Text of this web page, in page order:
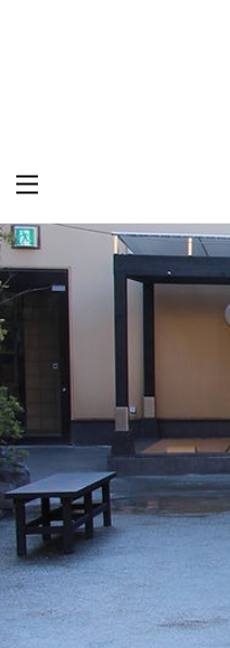
가자고 투어 추천
픽업&샌딩